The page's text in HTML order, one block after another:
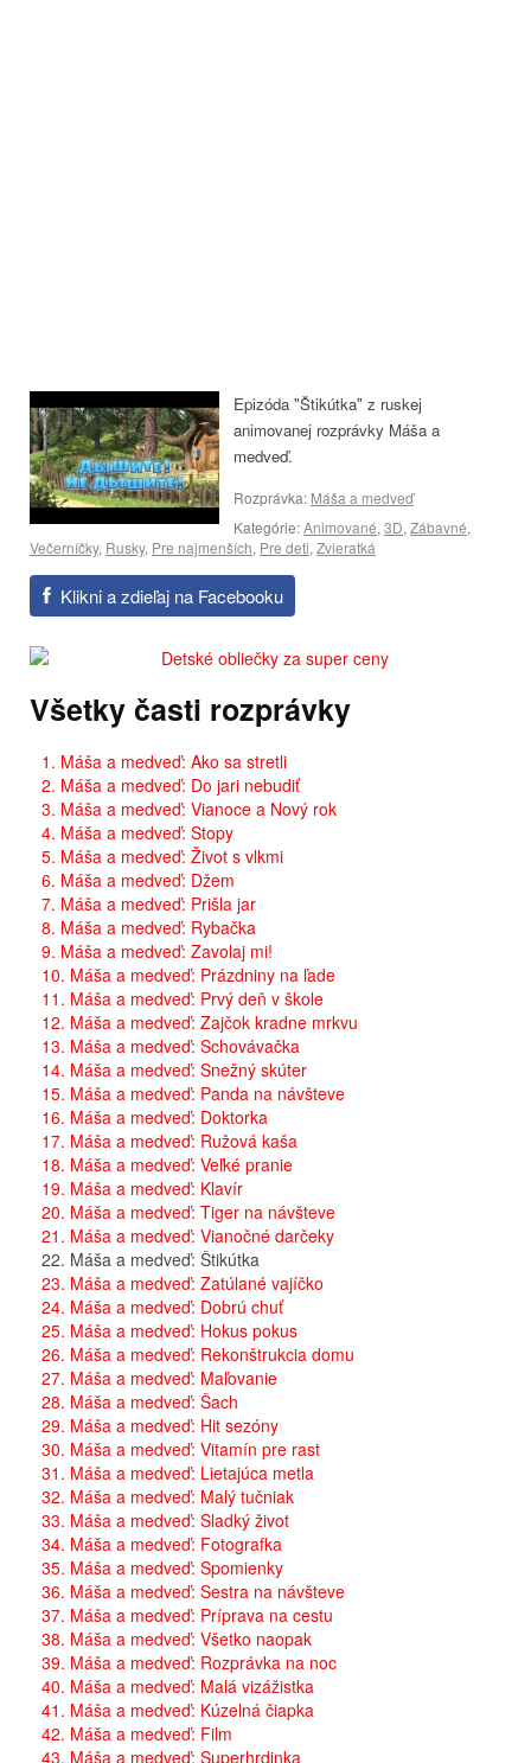
Epizóda "Štikútka" z ruskej
animovanej rozprávky Máša a
medveď.
Rozprávka: Máša a medveď
Kategórie:Animované, 3D, Zábavné,
Večerníčky, Rusky, Pre najmenších, Pre deti, Zvieratká
Klikni a zdieľaj na Facebooku
Všetky časti rozprávky
1. Máša a medveď: Ako sa stretli
2. Máša a medveď: Do jari nebudiť
3. Máša a medveď: Vianoce a Nový rok
4. Máša a medveď: Stopy
5. Máša a medveď: Život s vlkmi
6. Máša a medveď: Džem
7. Máša a medveď: Prišla jar
8. Máša a medveď: Rybačka
9. Máša a medveď: Zavolaj mi!
10. Máša a medveď: Prázdniny na ľade
11. Máša a medveď: Prvý deň v škole
12. Máša a medveď: Zajčok kradne mrkvu
13. Máša a medveď: Schovávačka
14. Máša a medveď: Snežný skúter
15. Máša a medveď: Panda na návšteve
16. Máša a medveď: Doktorka
17. Máša a medveď: Ružová kaša
18. Máša a medveď: Veľké pranie
19. Máša a medveď: Klavír
20. Máša a medveď: Tiger na návšteve
21. Máša a medveď: Vianočné darčeky
22. Máša a medveď: Štikútka
23. Máša a medveď: Zatúlané vajíčko
24. Máša a medveď: Dobrú chuť
25. Máša a medveď: Hokus pokus
26. Máša a medveď: Rekonštrukcia domu
27. Máša a medveď: Maľovanie
28. Máša a medveď: Šach
29. Máša a medveď: Hit sezóny
30. Máša a medveď: Vitamín pre rast
31. Máša a medveď: Lietajúca metla
32. Máša a medveď: Malý tučniak
33. Máša a medveď: Sladký život
34. Máša a medveď: Fotografka
35. Máša a medveď: Spomienky
36. Máša a medveď: Sestra na návšteve
37. Máša a medveď: Príprava na cestu
38. Máša a medveď: Všetko naopak
39. Máša a medveď: Rozprávka na noc
40. Máša a medveď: Malá vizážistka
41. Máša a medveď: Kúzelná čiapka
42. Máša a medveď: Film
43. Máša a medveď: Superhrdinka